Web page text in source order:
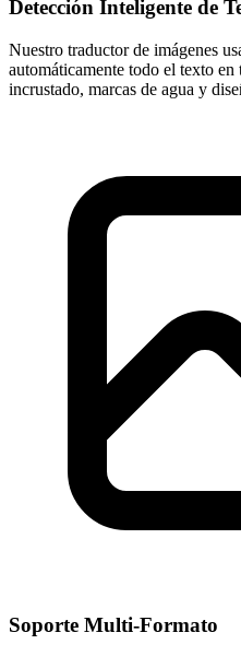
Detección Inteligente de
Nuestro traductor de imágenes
automáticamente todo el texto
incrustado, marcas de agua y
Soporte Multi-Formato